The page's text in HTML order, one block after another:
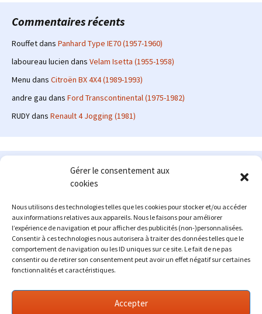
Gérer le consentement aux
cookies
Nous utilisons des technologies telles que les cookies pour stocker et/ou accéder
aux informations relatives aux appareils. Nous le faisons pour améliorer
l’expérience de navigation et pour afficher des publicités (non-)personnalisées.
Consentir à ces technologies nous autorisera à traiter des données telles que le
comportement de navigation ou les ID uniques sur ce site. Le fait de ne pas
consentir ou de retirer son consentement peut avoir un effet négatif sur certaines
fonctionnalités et caractéristiques.
Accepter
Commentaires récents
Rouffetdans Panhard Type IE70 (1957-1960)
laboureau lucien dans Velam Isetta (1955-1958)
Menu dans Citroën BX 4X4 (1989-1993)
andre gau dans Ford Transcontinental (1975-1982)
RUDYdans Renault 4 Jogging (1981)
Le site en quelques mots
: passionné d'automobile ancienne depuis de
nombreuses années, j'ai commencé à partager ma passion sur
internet à partir de 2009 au travers d'un blog qui a connu un relatif
succès. Fin 2013, je décide de prendre mon autonomie et me lancer
avec mon propre site : l'Automobile Ancienne.
Me contacter : alex(at)lautomobileancienne.com